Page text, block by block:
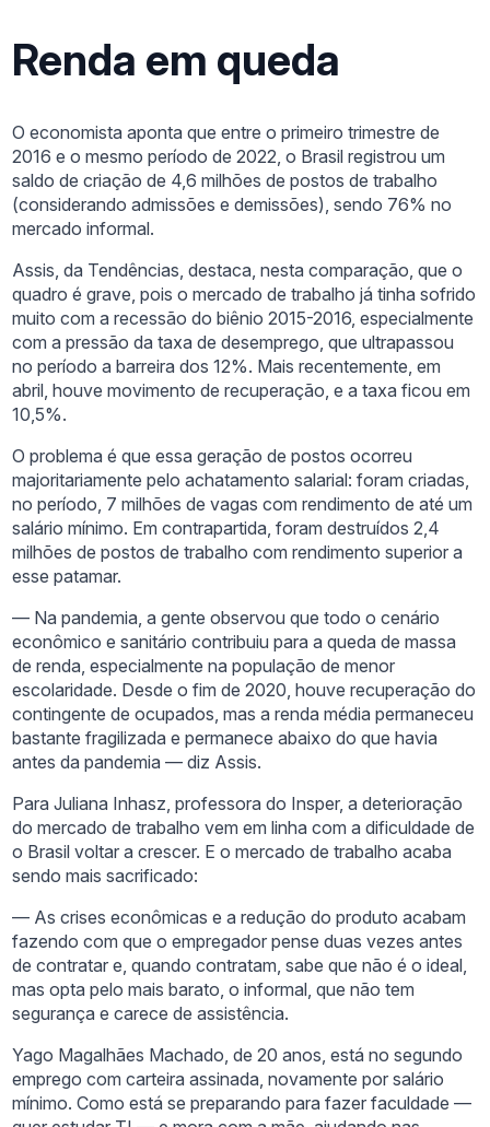
Renda em queda
O economista aponta que entre o primeiro trimestre de
2016 e o mesmo período de 2022, o Brasil registrou um
saldo de criação de 4,6 milhões de postos de trabalho
(considerando admissões e demissões), sendo 76% no
mercado informal.
Assis, da Tendências, destaca, nesta comparação, que o
quadro é grave, pois o mercado de trabalho já tinha sofrido
muito com a recessão do biênio 2015-2016, especialmente
com a pressão da taxa de desemprego, que ultrapassou
no período a barreira dos 12%. Mais recentemente, em
abril, houve movimento de recuperação, e a taxa ficou em
10,5%.
O problema é que essa geração de postos ocorreu
majoritariamente pelo achatamento salarial: foram criadas,
no período, 7 milhões de vagas com rendimento de até um
salário mínimo. Em contrapartida, foram destruídos 2,4
milhões de postos de trabalho com rendimento superior a
esse patamar.
— Na pandemia, a gente observou que todo o cenário
econômico e sanitário contribuiu para a queda de massa
de renda, especialmente na população de menor
escolaridade. Desde o fim de 2020, houve recuperação do
contingente de ocupados, mas a renda média permaneceu
bastante fragilizada e permanece abaixo do que havia
antes da pandemia — diz Assis.
Para Juliana Inhasz, professora do Insper, a deterioração
do mercado de trabalho vem em linha com a dificuldade de
o Brasil voltar a crescer. E o mercado de trabalho acaba
sendo mais sacrificado:
— As crises econômicas e a redução do produto acabam
fazendo com que o empregador pense duas vezes antes
de contratar e, quando contratam, sabe que não é o ideal,
mas opta pelo mais barato, o informal, que não tem
segurança e carece de assistência.
Yago Magalhães Machado, de 20 anos, está no segundo
emprego com carteira assinada, novamente por salário
mínimo. Como está se preparando para fazer faculdade —